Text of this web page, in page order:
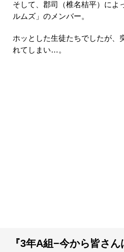
そして、郡司（椎名桔平）によ
ルムズ」のメンバー。
ホッとした生徒たちでしたが、
れてしまい…。
『3年A組−今から皆さ